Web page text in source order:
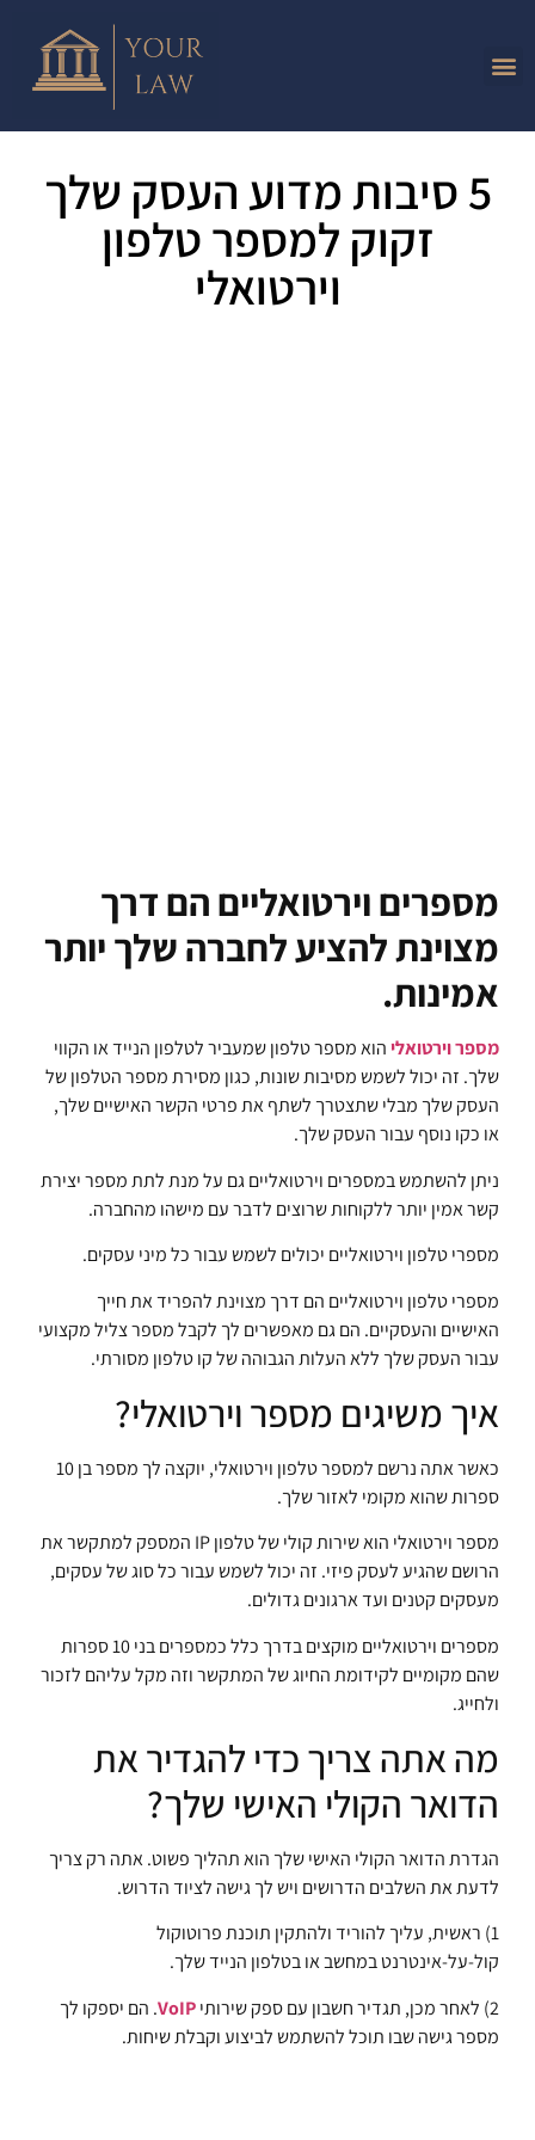
5 סיבות מדוע העסק שלך
זקוק למספר טלפון
וירטואלי
מספרים וירטואליים הם דרך
מצוינת להציע לחברה שלך יותר
אמינות.
מספר וירטואליהוא מספר טלפון שמעביר לטלפון הנייד או הקווי
שלך. זה יכול לשמש מסיבות שונות, כגון מסירת מספר הטלפון של
העסק שלך מבלי שתצטרך לשתף את פרטי הקשר האישיים שלך,
או כקו נוסף עבור העסק שלך.
ניתן להשתמש במספרים וירטואליים גם על מנת לתת מספר יצירת
קשר אמין יותר ללקוחות שרוצים לדבר עם מישהו מהחברה.
מספרי טלפון וירטואליים יכולים לשמש עבור כל מיני עסקים.
מספרי טלפון וירטואליים הם דרך מצוינת להפריד את חייך
האישיים והעסקיים. הם גם מאפשרים לך לקבל מספר צליל מקצועי
עבור העסק שלך ללא העלות הגבוהה של קו טלפון מסורתי.
איך משיגים מספר וירטואלי?
כאשר אתה נרשם למספר טלפון וירטואלי, יוקצה לך מספר בן 10
ספרות שהוא מקומי לאזור שלך.
מספר וירטואלי הוא שירות קולי של טלפון IP המספק למתקשר את
הרושם שהגיע לעסק פיזי. זה יכול לשמש עבור כל סוג של עסקים,
מעסקים קטנים ועד ארגונים גדולים.
מספרים וירטואליים מוקצים בדרך כלל כמספרים בני 10 ספרות
שהם מקומיים לקידומת החיוג של המתקשר וזה מקל עליהם לזכור
ולחייג.
מה אתה צריך כדי להגדיר את
הדואר הקולי האישי שלך?
הגדרת הדואר הקולי האישי שלך הוא תהליך פשוט. אתה רק צריך
לדעת את השלבים הדרושים ויש לך גישה לציוד הדרוש.
1) ראשית, עליך להוריד ולהתקין תוכנת פרוטוקול
קול-על-אינטרנט במחשב או בטלפון הנייד שלך.
2) לאחר מכן, תגדיר חשבון עם ספק שירותי
VoIP. הם יספקו לך
מספר גישה שבו תוכל להשתמש לביצוע וקבלת שיחות.